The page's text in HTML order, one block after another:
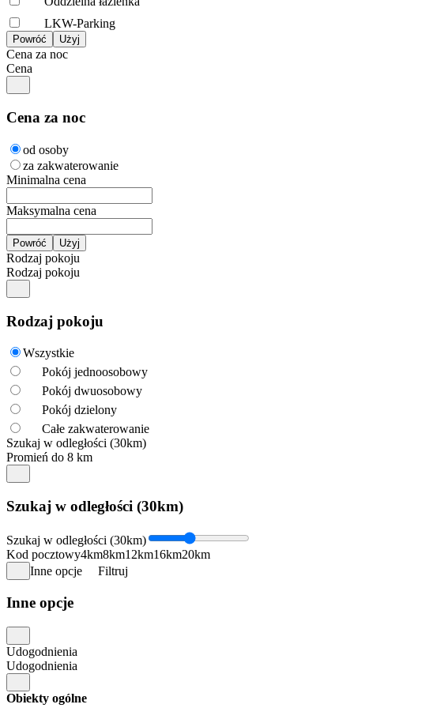
LKW-Parking
Cena za noc
Cena
Cena za noc
od osoby
za zakwaterowanie
Minimalna cena
Maksymalna cena
Rodzaj pokoju
Rodzaj pokoju
Rodzaj pokoju
Wszystkie
Pokój jednoosobowy
Pokój dwuosobowy
Pokój dzielony
Całe zakwaterowanie
Szukaj w odległości (30km)
Promień do 8 km
Szukaj w odległości (30km)
Szukaj w odległości (30km)
Kod pocztowy4km8km12km16km20km
Inne opcje
Filtruj
Inne opcje
Udogodnienia
Udogodnienia
Obiekty ogólne